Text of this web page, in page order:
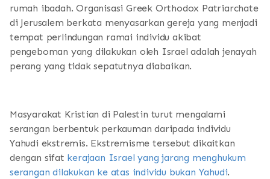
rumah ibadah. Organisasi Greek Orthodox Patriarchate
di Jerusalem berkata menyasarkan gereja yang menjadi
tempat perlindungan ramai individu akibat
pengeboman yang dilakukan oleh Israel adalah jenayah
perang yang tidak sepatutnya diabaikan.
Masyarakat Kristian di Palestin turut mengalami
serangan berbentuk perkauman daripada individu
Yahudi ekstremis. Ekstremisme tersebut dikaitkan
dengan sifat kerajaan Israel yang jarang menghukum
serangan dilakukan ke atas individu bukan Yahudi.